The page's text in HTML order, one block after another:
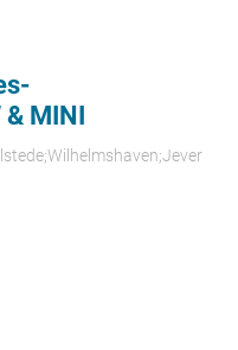
MINI